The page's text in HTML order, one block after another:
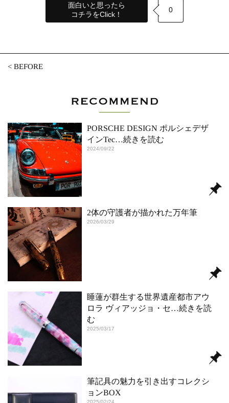
面白いと思ったら
コチラをClick！
0
<BEFORE
PORSCHE DESIGN ポルシェデザ
インTec…続きを読む
2024/09/22
2体の守護者が描かれた万年筆
2026/03/29
睡蓮が群生する世界遺産都市アウ
ロラ ヴィアッジョ・セ…続きを読
む
2025/03/17
筆記具の魅力を引き出すコレクシ
ョンBOX
2025/02/24